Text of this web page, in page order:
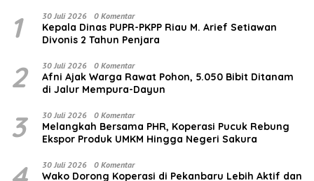
1 30 Juli 2026 0 Komentar
Kepala Dinas PUPR-PKPP Riau M. Arief Setiawan
Divonis 2 Tahun Penjara
2 30 Juli 2026 0 Komentar
Afni Ajak Warga Rawat Pohon, 5.050 Bibit Ditanam
di Jalur Mempura-Dayun
3 30 Juli 2026 0 Komentar
Melangkah Bersama PHR, Koperasi Pucuk Rebung
Ekspor Produk UMKM Hingga Negeri Sakura
30 Juli 2026 0 Komentar
Wako Dorong Koperasi di Pekanbaru Lebih Aktif dan